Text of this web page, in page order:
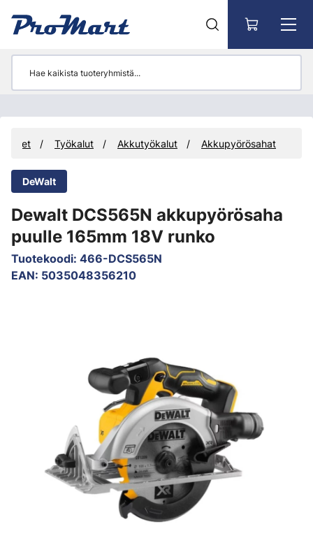
Työkalut Akkutyökalut Akkupyörösahat
DeWalt
Dewalt DCS565N akkupyörösaha
puulle 165mm 18V runko
Tuotekoodi: 466-DCS565N
EAN: 5035048356210